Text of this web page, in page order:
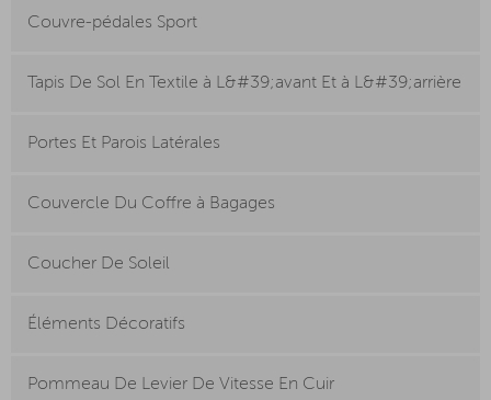
Couvre-pédales Sport
Tapis De Sol En Textile à L&#39;avant Et à L&#39;arrière
Portes Et Parois Latérales
Couvercle Du Coffre à Bagages
Coucher De Soleil
Éléments Décoratifs
Pommeau De Levier De Vitesse En Cuir